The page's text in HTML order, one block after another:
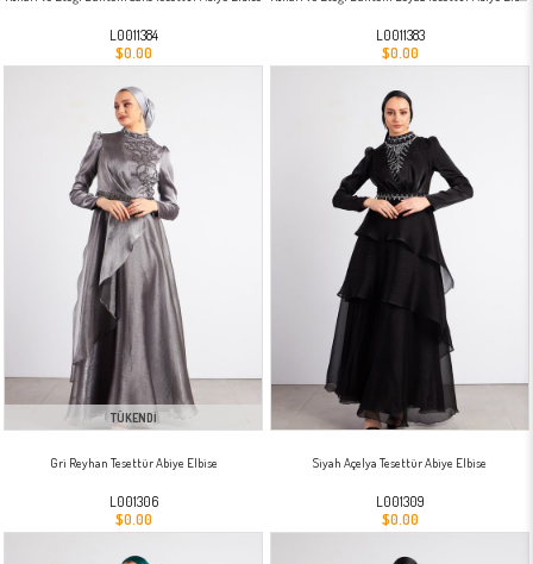
L0011384
$0.00
L0011383
$0.00
TÜKENDI
Gri Reyhan Tesettür Abiye Elbise
L001306
$0.00
Siyah Açelya Tesettür Abiye Elbise
L001309
$0.00